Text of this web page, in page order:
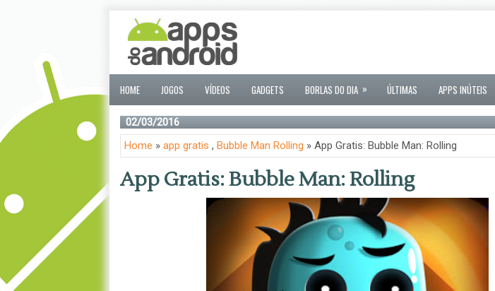
HOME JOGOS VÍDEOS GADGETS BORLAS DO DIA » ÚLTIMAS APPS INÚTEIS
02/03/2016
Home » app gratis , Bubble Man Rolling » App Gratis: Bubble Man: Rolling
App Gratis: Bubble Man: Rolling